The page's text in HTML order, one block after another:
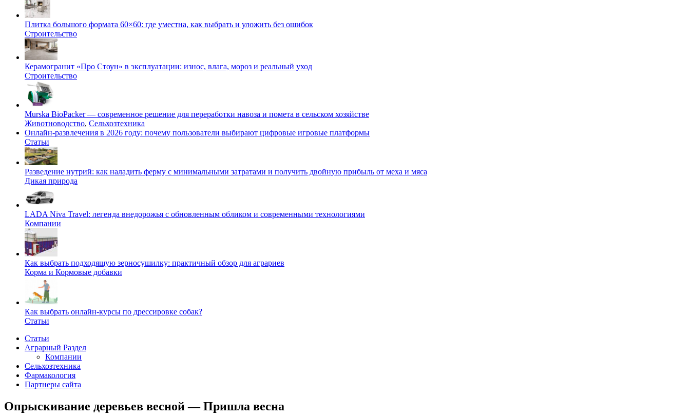
Плитка большого формата 60×60: где уместна, как выбрать и уложить без ошибок
Строительство
Керамогранит «Про Стоун» в эксплуатации: износ, влага, мороз и реальный уход
Строительство
Murska BioPacker — современное решение для переработки навоза и помета в сельском хозяйстве
Животноводство, Сельхозтехника
Онлайн-развлечения в 2026 году: почему пользователи выбирают цифровые игровые платформы
Статьи
Разведение нутрий: как наладить ферму с минимальными затратами и получить двойную прибыль от меха и мяса
Дикая природа
LADA Niva Travel: легенда внедорожья с обновленным обликом и современными технологиями
Компании
Как выбрать подходящую зерносушилку: практичный обзор для аграриев
Корма и Кормовые добавки
Как выбрать онлайн-курсы по дрессировке собак?
Статьи
Статьи
Аграрный Раздел
Компании
Сельхозтехника
Фармакология
Партнеры сайта
Опрыскивание деревьев весной — Пришла весна